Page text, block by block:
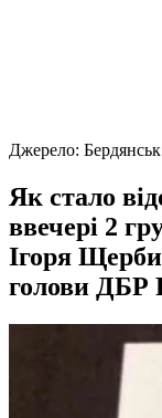
Джерело:
Як стало
ввечері 2
Ігоря
голови ДБР